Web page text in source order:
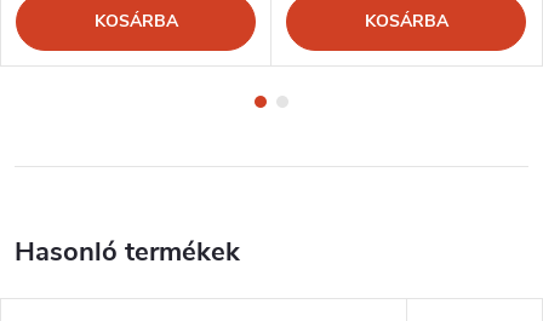
KOSÁRBA KOSÁRBA